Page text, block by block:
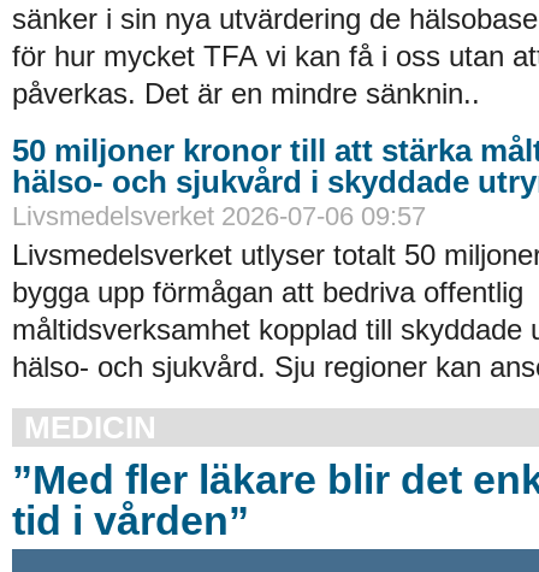
sänker i sin nya utvärdering de
för hur mycket TFA vi kan få i oss utan
påverkas. Det är en mindre sänknin..
50 miljoner kronor till att stärka
hälso- och sjukvård i skyddade
Livsmedelsverket 2026-07-06 09:57
Livsmedelsverket utlyser totalt 50
bygga upp förmågan att bedriva offentlig
måltidsverksamhet kopplad till skyddade
hälso- och sjukvård. Sju regioner kan
MEDICIN
”Med fler läkare blir det
tid i vården”